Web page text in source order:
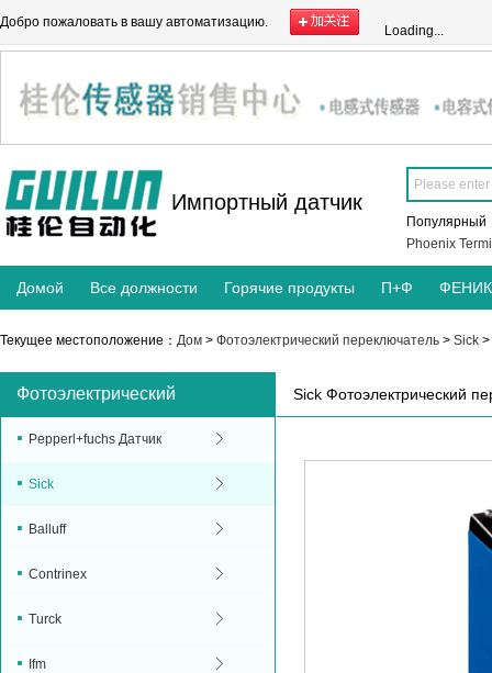
Добро пожаловать в вашу автоматизацию.
Loading...
Импортный датчик
Популярный
Phoenix
Домой Все должности Горячие продукты П+Ф
Текущее местоположение： Дом > Фотоэлектрический переключатель > Sick >
Фотоэлектрический
переключатель
Pepperl+fuchs Датчик
Sick
Balluff
Contrinex
Turck
Ifm
Sick Фотоэлектрический